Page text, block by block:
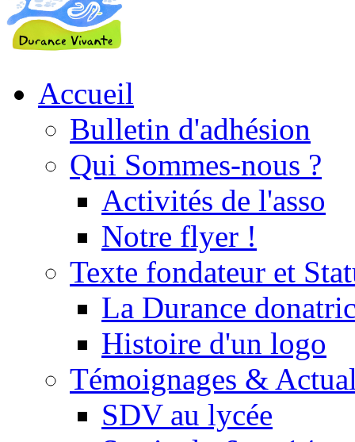
Accueil
Bulletin d'adhésion
Qui Sommes-nous ?
Activités de l'asso
Notre flyer !
Texte fondateur et
La Durance
Histoire d'un logo
Témoignages &
SDV au lycée